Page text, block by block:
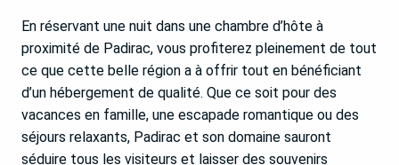
En réservant une nuit dans une chambre d’hôte à
proximité de Padirac, vous profiterez pleinement de tout
ce que cette belle région a à offrir tout en bénéficiant
d’un hébergement de qualité. Que ce soit pour des
vacances en famille, une escapade romantique ou des
séjours relaxants, Padirac et son domaine sauront
séduire tous les visiteurs et laisser des souvenirs